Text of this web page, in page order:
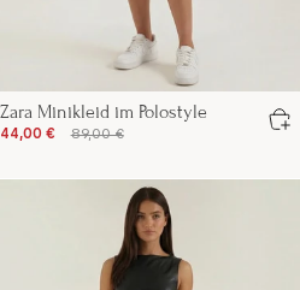
Zara Minikleid im Polostyle
44,00 € 89,00 €